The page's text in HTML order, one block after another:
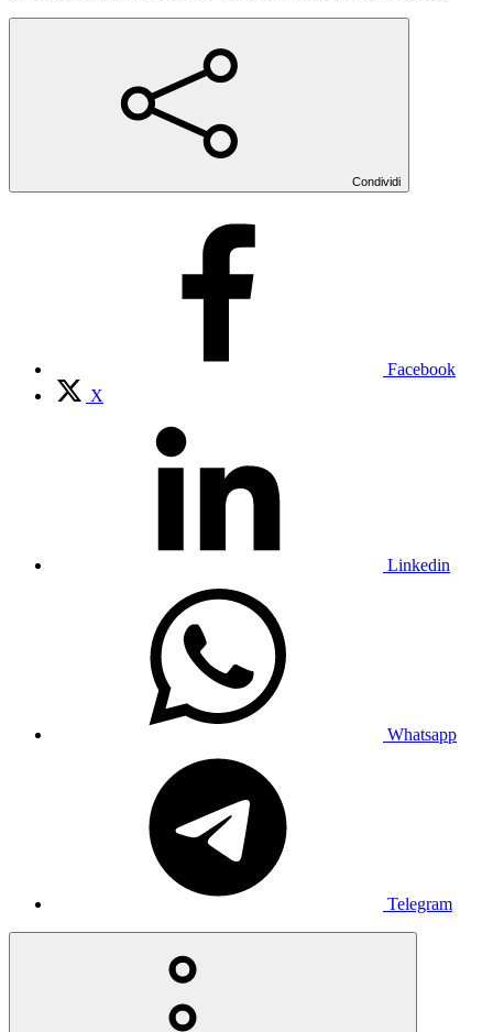
Condividi
Facebook
X
Linkedin
Whatsapp
Telegram